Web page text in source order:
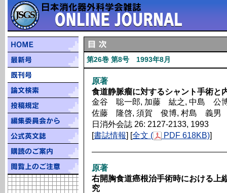
第26巻 第8号 1993年8月
原著
食道静脈瘤に対するシャント手術と
金谷 聡一郎, 加藤 紘之, 中島 公
佐藤 隆啓, 須賀 俊博, 村島 義男
日消外会誌 26: 2127-2133, 1993
[書誌情報] [全文 ( PDF 618KB)]
原著
右開胸食道癌根治手術時における上
究